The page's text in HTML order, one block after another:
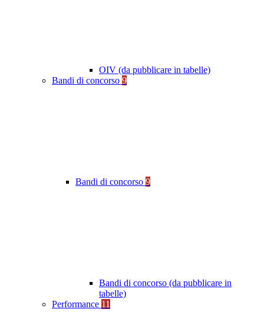
OIV (da pubblicare in tabelle)
Bandi di concorso 9
Bandi di concorso 9
Bandi di concorso (da pubblicare in
tabelle)
Performance 11